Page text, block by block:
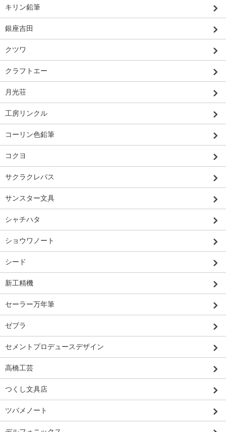
キリン鉛筆
銀座吉田
クツワ
クラフトエー
月光荘
工房リンクル
コーリン色鉛筆
コクヨ
サクラクレパス
サンスター文具
シャチハタ
ショウワノート
シード
新工精機
セーラー万年筆
ゼブラ
セメントプロデュースデザイン
高橋工芸
つくし文具店
ツバメノート